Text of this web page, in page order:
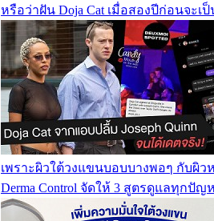
หรือว่าฝัน Doja Cat เมื่อสองปีก่อนจะเ
เพราะผิวใต้วงแขนบอบบางพอๆ กับผิว
Derma Control จัดให้ 3 สูตรดูแลทุกปัญ